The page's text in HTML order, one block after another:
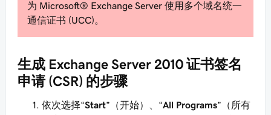
为 Microsoft® Exchange Server 使用多个域名统一
通信证书 (UCC)。
生成 Exchange Server 2010 证书签名
申请 (CSR) 的步骤
依次选择“Start”（开始）、“All Programs”（所有